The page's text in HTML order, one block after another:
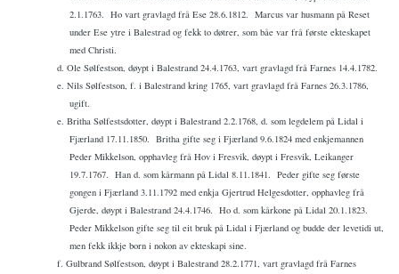
2.1.1763. Ho vart gravlagd frå Ese 28.6.1812. Marcus var husmann på Reset
under Ese ytre i Balestrad og fekk to døtrer, som båe var frå første ekteskapet
med Christi.
d. Ole Sølfestson, døypt i Balestrand 24.4.1763, vart gravlagd frå Farnes 14.4.1782.
e. Nils Sølfestson, f. i Balestrand kring 1765, vart gravlagd frå Farnes 26.3.1786,
ugift.
e. Britha Sølfestsdotter, døypt i Balestrand 2.2.1768, d. som legdelem på Lidal i
Fjærland 17.11.1850. Britha gifte seg i Fjærland 9.6.1824 med enkjemannen
Peder Mikkelson, opphavleg frå Hov i Fresvik, døypt i Fresvik, Leikanger
19.7.1767. Han d. som kårmann på Lidal 8.11.1841. Peder gifte seg første
gongen i Fjærland 3.11.1792 med enkja Gjertrud Helgesdotter, opphavleg frå
Gjerde, døypt i Balestrand 24.4.1746. Ho d. som kårkone på Lidal 20.1.1823.
Peder Mikkelson gifte seg til eit bruk på Lidal i Fjærland og budde der levetidi ut,
men fekk ikkje born i nokon av ekteskapi sine.
f. Gulbrand Sølfestson, døypt i Balestrand 28.2.1771, vart gravlagd frå Farnes